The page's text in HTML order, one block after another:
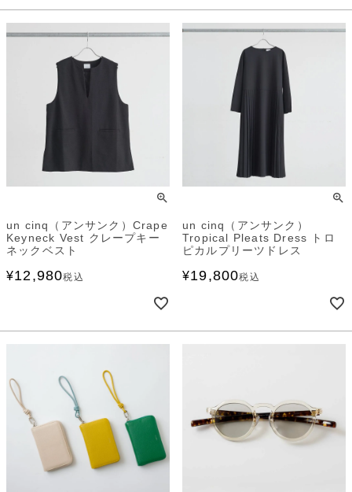
un cinq（アンサンク）Crape
Keyneck Vest クレープキー
ネックベスト
¥12,980税込
un cinq（アンサンク）
Tropical Pleats Dress トロ
ピカルプリーツドレス
¥19,800税込